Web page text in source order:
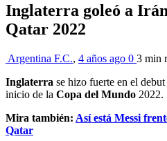
Inglaterra goleó a
Qatar 2022
Argentina F.C., 4 años ago 0 3 min
Inglaterra se hizo fuerte en el
inicio de la Copa del Mundo 2022.
Mira también: Así está Messi
Qatar